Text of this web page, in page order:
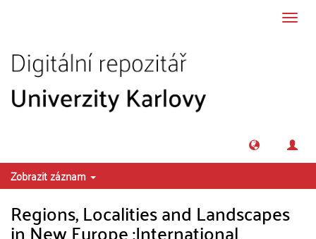
Zobrazit záznam
Regions, Localities and Landscapes